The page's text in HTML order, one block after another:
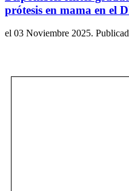
prótesis en mama en el
el 03 Noviembre 2025.